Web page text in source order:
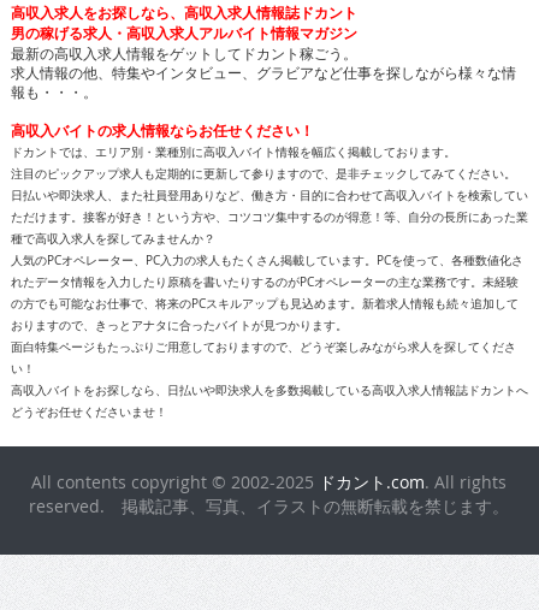
高収入求人をお探しなら、高収入求人情報誌ドカント
男の稼げる求人・高収入求人アルバイト情報マガジン
最新の高収入求人情報をゲットしてドカント稼ごう。
求人情報の他、特集やインタビュー、グラビアなど仕事を探しながら様々な情
報も・・・。
高収入バイトの求人情報ならお任せください！
ドカントでは、エリア別・業種別に高収入バイト情報を幅広く掲載しております。
注目のピックアップ求人も定期的に更新して参りますので、是非チェックしてみてください。
日払いや即決求人、また社員登用ありなど、働き方・目的に合わせて高収入バイトを検索してい
ただけます。接客が好き！という方や、コツコツ集中するのが得意！等、自分の長所にあった業
種で高収入求人を探してみませんか？
人気のPCオペレーター、PC入力の求人もたくさん掲載しています。PCを使って、各種数値化さ
れたデータ情報を入力したり原稿を書いたりするのがPCオペレーターの主な業務です。未経験
の方でも可能なお仕事で、将来のPCスキルアップも見込めます。新着求人情報も続々追加して
おりますので、きっとアナタに合ったバイトが見つかります。
面白特集ページもたっぷりご用意しておりますので、どうぞ楽しみながら求人を探してくださ
い！
高収入バイトをお探しなら、日払いや即決求人を多数掲載している高収入求人情報誌ドカントへ
どうぞお任せくださいませ！
All contents copyright © 2002-2025 ドカント.com. All rights
reserved. 掲載記事、写真、イラストの無断転載を禁じます。